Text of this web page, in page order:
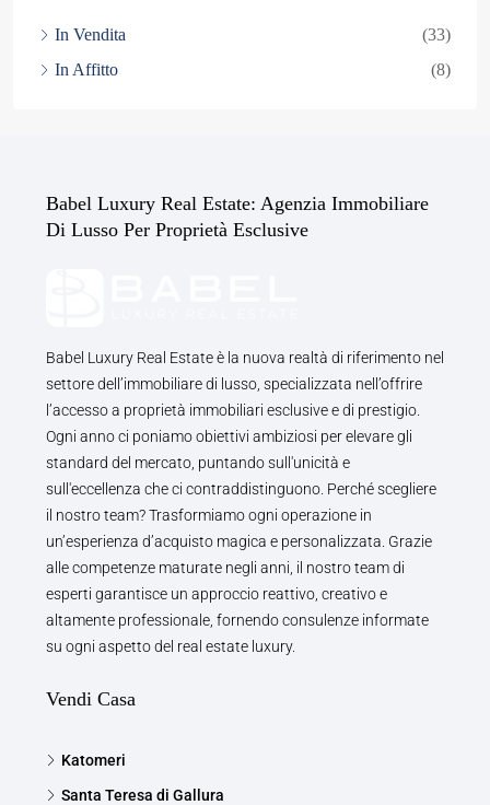
In Vendita
(33)
In Affitto
(8)
Babel Luxury Real Estate: Agenzia Immobiliare
Di Lusso Per Proprietà Esclusive
Babel Luxury Real Estate è la nuova realtà di riferimento nel
settore dell’immobiliare di lusso, specializzata nell’offrire
l’accesso a proprietà immobiliari esclusive e di prestigio.
Ogni anno ci poniamo obiettivi ambiziosi per elevare gli
standard del mercato, puntando sull'unicità e
sull'eccellenza che ci contraddistinguono. Perché scegliere
il nostro team? Trasformiamo ogni operazione in
un’esperienza d’acquisto magica e personalizzata. Grazie
alle competenze maturate negli anni, il nostro team di
esperti garantisce un approccio reattivo, creativo e
altamente professionale, fornendo consulenze informate
su ogni aspetto del real estate luxury.
Vendi Casa
Katomeri
Santa Teresa di Gallura